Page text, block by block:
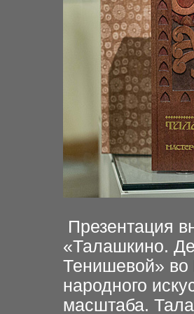
Презентация
«Талашкино.
Тенишевой» во
народного
масштаба.